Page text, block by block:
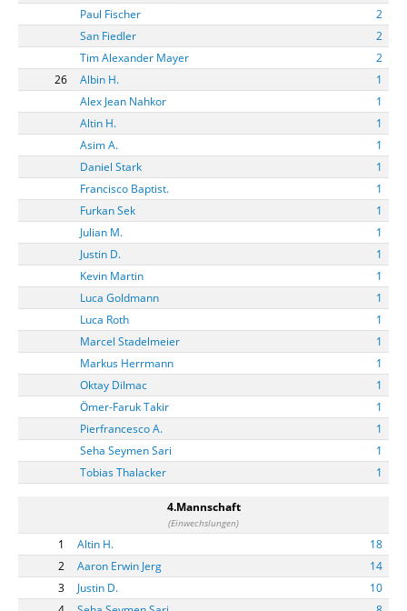
Paul Fischer
2
San Fiedler
2
Tim Alexander Mayer
2
26
Albin H.
1
Alex Jean Nahkor
1
Altin H.
1
Asim A.
1
Daniel Stark
1
Francisco Baptist.
1
Furkan Sek
1
Julian M.
1
Justin D.
1
Kevin Martin
1
Luca Goldmann
1
Luca Roth
1
Marcel Stadelmeier
1
Markus Herrmann
1
Oktay Dilmac
1
Ömer-Faruk Takir
1
Pierfrancesco A.
1
Seha Seymen Sari
1
Tobias Thalacker
1
4.Mannschaft
(Einwechslungen)
1 Altin H.
18
2
Aaron Erwin Jerg
14
3
Justin D.
10